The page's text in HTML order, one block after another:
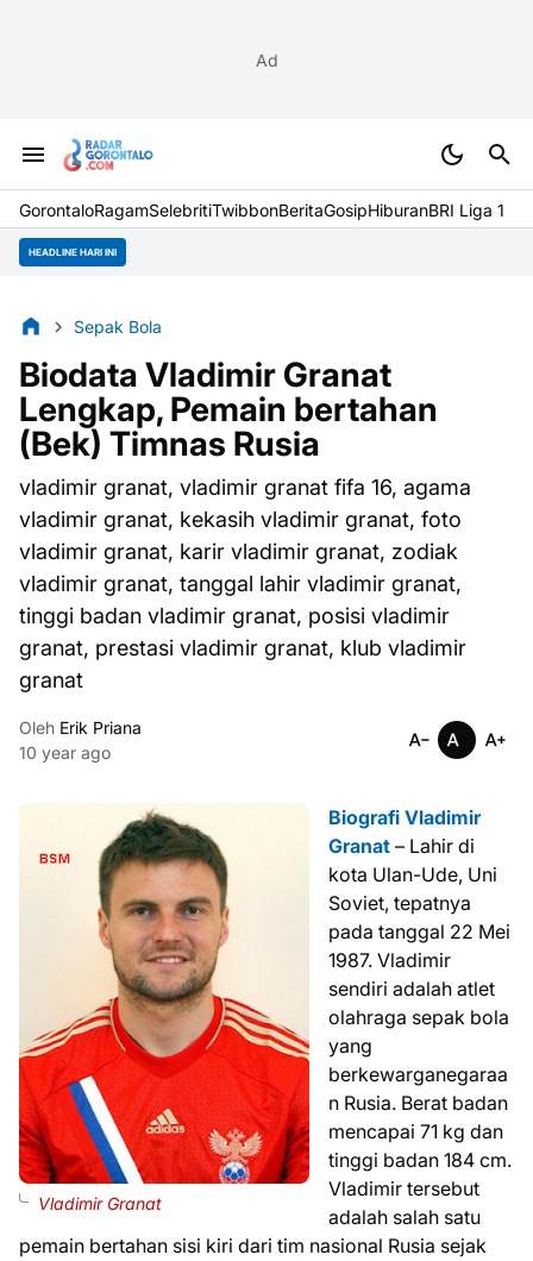
Ad
GorontaloRagamSelebritiTwibbonBeritaGosipHiburanBRI Liga 1
HEADLINE HARI INI
Sepak Bola
Biodata Vladimir Granat
Lengkap, Pemain bertahan
(Bek) Timnas Rusia
vladimir granat, vladimir granat fifa 16, agama
vladimir granat, kekasih vladimir granat, foto
vladimir granat, karir vladimir granat, zodiak
vladimir granat, tanggal lahir vladimir granat,
tinggi badan vladimir granat, posisi vladimir
granat, prestasi vladimir granat, klub vladimir
granat
Oleh Erik Priana
10 year ago
Vladimir Granat
Biografi Vladimir
Granat – Lahir di
kota Ulan-Ude, Uni
Soviet, tepatnya
pada tanggal 22 Mei
1987. Vladimir
sendiri adalah atlet
olahraga sepak bola
yang
berkewarganegaraa
n Rusia. Berat badan
mencapai 71 kg dan
tinggi badan 184 cm.
Vladimir tersebut
adalah salah satu
pemain bertahan sisi kiri dari tim nasional Rusia sejak